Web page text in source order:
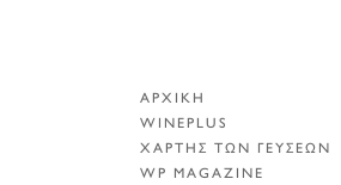
ΑΡΧΙΚΗ
WINEPLUS
ΧΑΡΤΗΣ ΤΩΝ ΓΕΥΣΕΩΝ
WP MAGAZINE